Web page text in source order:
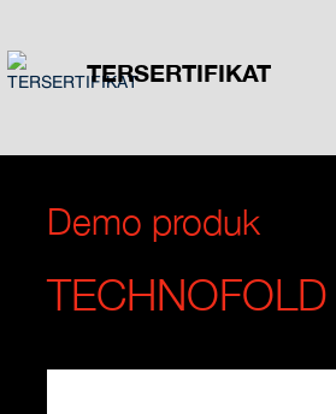
TERSERTIFIKAT
Demo produk